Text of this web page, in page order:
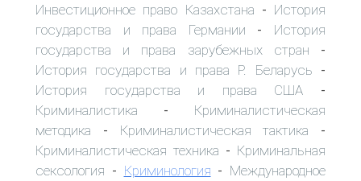
Инвестиционное право Казахстана - История
государства и права Германии - История
государства и права зарубежных стран -
История государства и права Р. Беларусь -
История государства и права США -
Криминалистика - Криминалистическая
методика - Криминалистическая тактика -
Криминалистическая техника - Криминальная
сексология - Криминология - Международное